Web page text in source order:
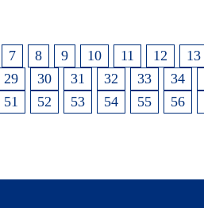
7 8 9 10 11 12 13
29 30 31 32 33 34
51 52 53 54 55 56